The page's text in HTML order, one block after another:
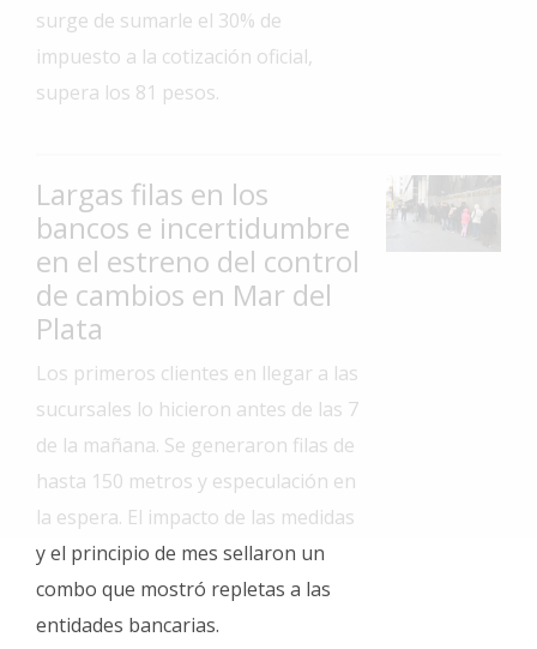
Interés
General
La
Arte
y
Espectáculos
Policiales
Cartelera
Fotos
de
Familia
Fúnebres
surge de sumarle el 30% de
impuesto a la cotización oficial,
supera los 81 pesos.
Largas filas en los
bancos e incertidumbre
en el estreno del control
de cambios en Mar del
Plata
Los primeros clientes en llegar a las
sucursales lo hicieron antes de las 7
de la mañana. Se generaron filas de
hasta 150 metros y especulación en
la espera. El impacto de las medidas
y el principio de mes sellaron un
combo que mostró repletas a las
entidades bancarias.